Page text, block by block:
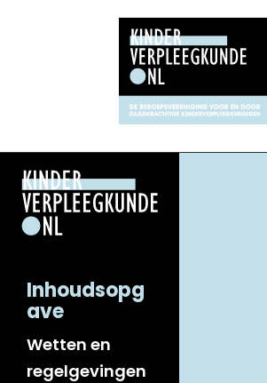
Inhoudsopg
ave
Wetten en
regelgevingen